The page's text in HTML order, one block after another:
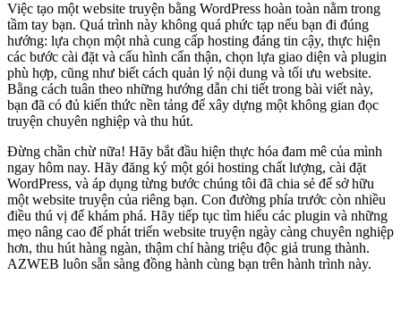
Việc tạo một website truyện bằng WordPress hoàn toàn nằm trong
tầm tay bạn. Quá trình này không quá phức tạp nếu bạn đi đúng
hướng: lựa chọn một nhà cung cấp hosting đáng tin cậy, thực hiện
các bước cài đặt và cấu hình cẩn thận, chọn lựa giao diện và plugin
phù hợp, cũng như biết cách quản lý nội dung và tối ưu website.
Bằng cách tuân theo những hướng dẫn chi tiết trong bài viết này,
bạn đã có đủ kiến thức nền tảng để xây dựng một không gian đọc
truyện chuyên nghiệp và thu hút.
Đừng chần chừ nữa! Hãy bắt đầu hiện thực hóa đam mê của mình
ngay hôm nay. Hãy đăng ký một gói hosting chất lượng, cài đặt
WordPress, và áp dụng từng bước chúng tôi đã chia sẻ để sở hữu
một website truyện của riêng bạn. Con đường phía trước còn nhiều
điều thú vị để khám phá. Hãy tiếp tục tìm hiểu các plugin và những
mẹo nâng cao để phát triển website truyện ngày càng chuyên nghiệp
hơn, thu hút hàng ngàn, thậm chí hàng triệu độc giả trung thành.
AZWEB luôn sẵn sàng đồng hành cùng bạn trên hành trình này.